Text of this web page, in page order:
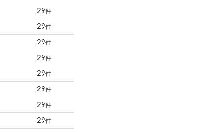
29件
29件
29件
29件
29件
29件
29件
29件